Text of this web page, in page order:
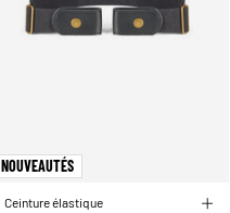
NOUVEAUTÉS
Ceinture élastique